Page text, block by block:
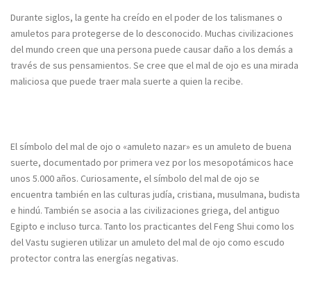
Durante siglos, la gente ha creído en el poder de los talismanes o
amuletos para protegerse de lo desconocido. Muchas civilizaciones
del mundo creen que una persona puede causar daño a los demás a
través de sus pensamientos. Se cree que el mal de ojo es una mirada
maliciosa que puede traer mala suerte a quien la recibe.
El símbolo del mal de ojo o «amuleto nazar» es un amuleto de buena
suerte, documentado por primera vez por los mesopotámicos hace
unos 5.000 años. Curiosamente, el símbolo del mal de ojo se
encuentra también en las culturas judía, cristiana, musulmana, budista
e hindú. También se asocia a las civilizaciones griega, del antiguo
Egipto e incluso turca. Tanto los practicantes del Feng Shui como los
del Vastu sugieren utilizar un amuleto del mal de ojo como escudo
protector contra las energías negativas.